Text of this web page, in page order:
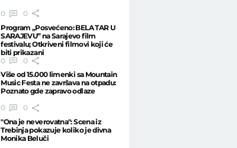
0
0
Program „Posvećeno: BELA TAR U
SARAJEVU” na Sarajevo film
festivalu; Otkriveni filmovi koji će
biti prikazani
0
0
Više od 15.000 limenki sa Mountain
Music Festa ne završava na otpadu:
Poznato gde zapravo odlaze
0
0
"Ona je neverovatna": Scena iz
Trebinja pokazuje koliko je divna
Monika Beluči